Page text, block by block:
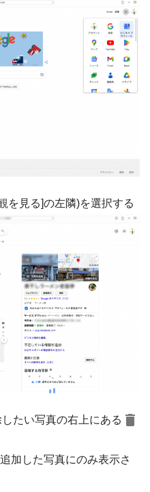
を見る]の左隣)を選択する
たい写真の右上にある
加した写真にのみ表示さ